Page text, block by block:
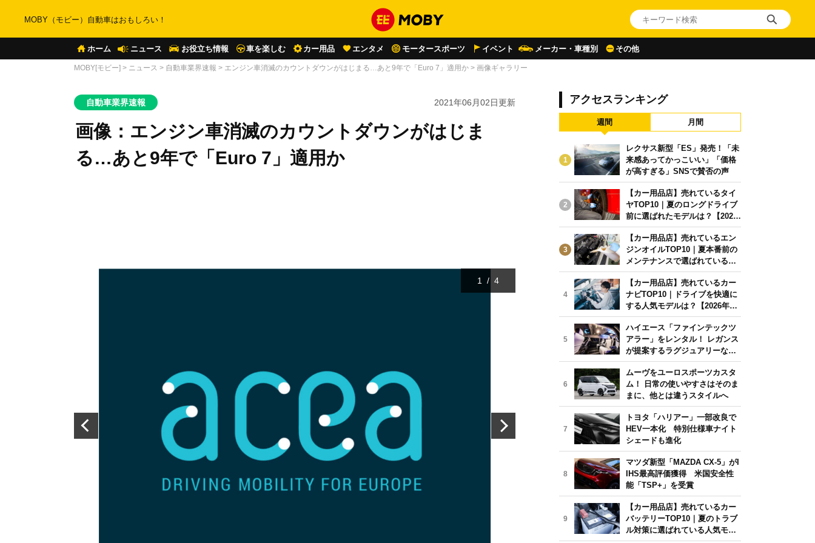
MOBY（モビー）自動車はおもしろい！
ホーム ニュース お役立ち情報 車を楽しむ カー用品 エンタメ モータースポーツ イベント メーカー・車種別 その他
MOBY[モビー] > ニュース > 自動車業界速報 > エンジン車消滅のカウントダウンがはじまる…あと9年で「Euro 7」適用か > 画像ギャラリー
自動車業界速報 2021年06月02日更新
画像：エンジン車消滅のカウントダウンがはじま
る…あと9年で「Euro 7」適用か
1 / 4
アクセスランキング
週間 月間
1
レクサス新型「ES」発売！「未
来感あってかっこいい」「価格
が高すぎる」SNSで賛否の声
2
【カー用品店】売れているタイ
ヤTOP10｜夏のロングドライブ
前に選ばれたモデルは？【2026
年6月版】
3
【カー用品店】売れているエン
ジンオイルTOP10｜夏本番前の
メンテナンスで選ばれている人
気モデルは？【2026年6月版】
4
【カー用品店】売れているカー
ナビTOP10｜ドライブを快適に
する人気モデルは？【2026年6
月版】
5
ハイエース「ファインテックツ
アラー」をレンタル！ レガンス
が提案するラグジュアリーな移
動体験
6
ムーヴをユーロスポーツカスタ
ム！ 日常の使いやすさはそのま
まに、他とは違うスタイルへ
7
トヨタ「ハリアー」一部改良で
HEV一本化 特別仕様車ナイト
シェードも進化
8
マツダ新型「MAZDA CX-5」がI
IHS最高評価獲得 米国安全性
能「TSP+」を受賞
9
【カー用品店】売れているカー
バッテリーTOP10｜夏のトラブ
ル対策に選ばれている人気モデ